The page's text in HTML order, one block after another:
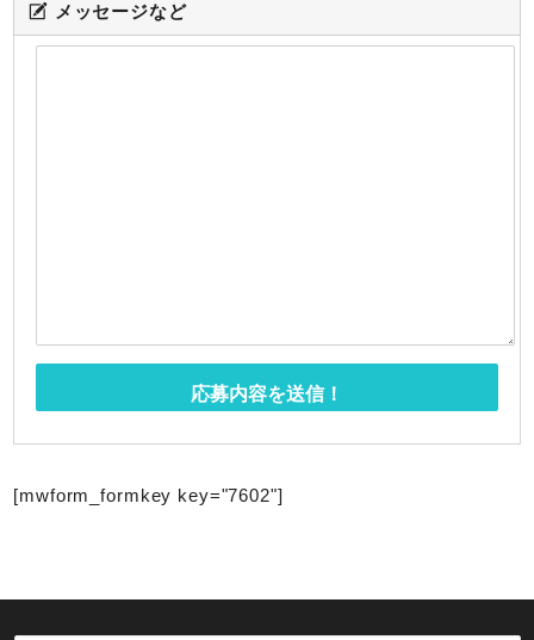
メッセージなど
[mwform_formkey key="7602"]